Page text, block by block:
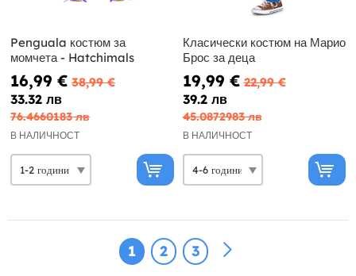
Penguala костюм за
момчета - Hatchimals
16,99 € 38,99 €
33.32 лв
76.4660183 лв
В НАЛИЧНОСТ
Класически костюм на Марио
Брос за деца
19,99 € 22,99 €
39.2 лв
45.0872983 лв
В НАЛИЧНОСТ
1 2 3